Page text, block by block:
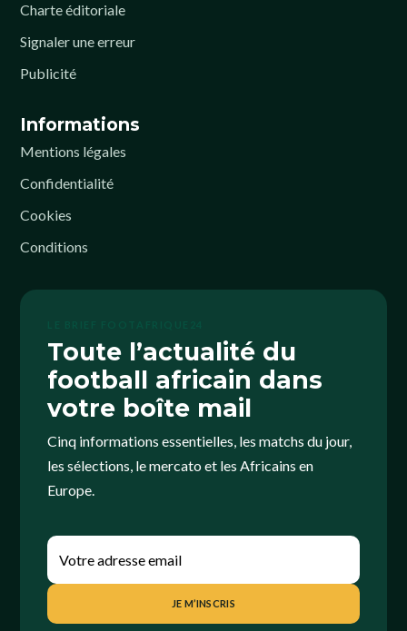
Charte éditoriale
Signaler une erreur
Publicité
Informations
Mentions légales
Confidentialité
Cookies
Conditions
Toute l’actualité du
football africain dans
votre boîte mail
Cinq informations essentielles, les matchs du jour,
les sélections, le mercato et les Africains en
Europe.
JE M’INSCRIS